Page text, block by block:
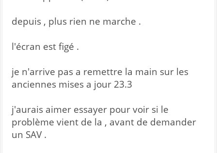
depuis , plus rien ne marche .
l'écran est figé .
je n'arrive pas a remettre la main sur les
anciennes mises a jour 23.3
j'aurais aimer essayer pour voir si le
problème vient de la , avant de demander
un SAV .